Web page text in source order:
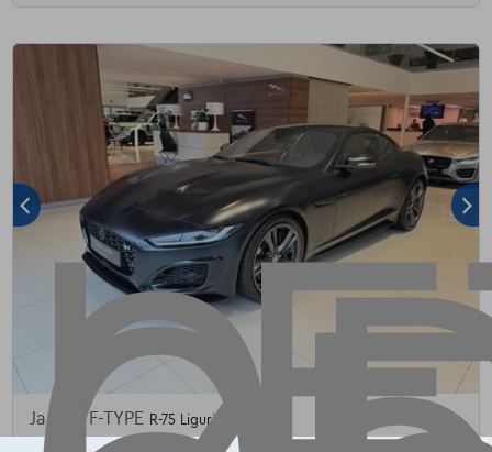
Jaguar F-TYPE R-75 Ligurian Satin
05/2023
990 km Automaat